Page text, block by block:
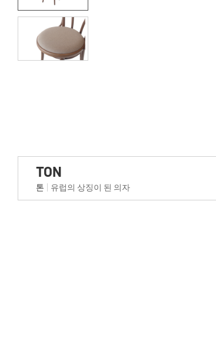
TON
톤 유럽의 상징이 된 의자